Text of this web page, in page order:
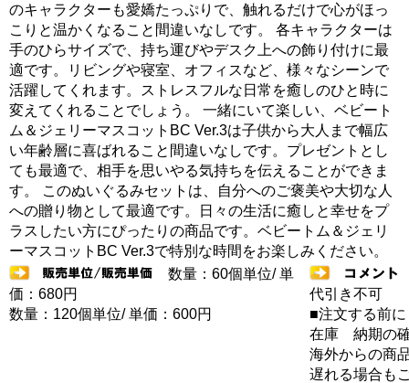
のキャラクターも愛嬌たっぷりで、触れるだけで心がほっ
こりと温かくなること間違いなしです。 各キャラクターは
手のひらサイズで、持ち運びやデスク上への飾り付けに最
適です。リビングや寝室、オフィスなど、様々なシーンで
活躍してくれます。ストレスフルな日常を癒しのひと時に
変えてくれることでしょう。 一緒にいて楽しい、ベビート
ム＆ジェリーマスコットBC Ver.3は子供から大人まで幅広
い年齢層に喜ばれること間違いなしです。プレゼントとし
ても最適で、相手を思いやる気持ちを伝えることができま
す。 このぬいぐるみセットは、自分へのご褒美や大切な人
への贈り物として最適です。日々の生活に癒しと幸せをプ
ラスしたい方にぴったりの商品です。ベビートム＆ジェリ
ーマスコットBC Ver.3で特別な時間をお楽しみください。
数量：60個単位/ 単
価：680円
数量：120個単位/ 単価：600円
代引き不可
■注文する前に
在庫 納期の
海外からの商
遅れる場合も